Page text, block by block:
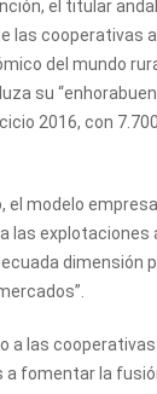
el titular
las cooperativas
del mundo
su
2016, con
el modelo
las explotaciones
dimensión
a las
a fomentar la